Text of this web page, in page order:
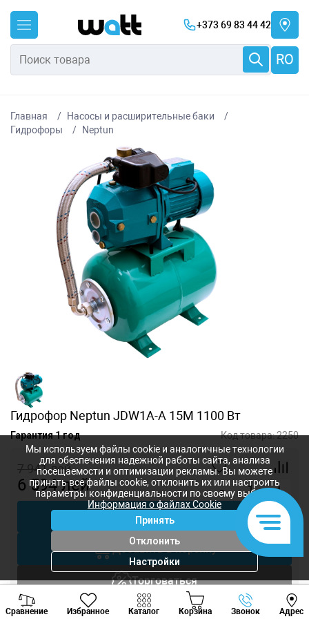
+373 69 83 44 42
RO
Главная
Насосы и расширительные баки
Гидрофоры
Neptun
Гидрофор Neptun JDW1A-A 15M 1100 Вт
Гарантия 1 год Код товара:2250
7 941лей
6 594лей - +
Купить в 1 клик
Добавить в корзину
Торговаться
Вызов инженера
Сравнение Избранное Каталог Корзина Звонок Адрес
Viber Whatsapp
Мы используем файлы cookie и аналогичные технологии
для обеспечения надежной работы сайта, анализа
посещаемости и оптимизации рекламы. Вы можете
принять все файлы cookie, отклонить их или настроить
параметры конфиденциальности по своему выбору.
Информация о файлах Cookie
Принять
Отклонить
Настройки